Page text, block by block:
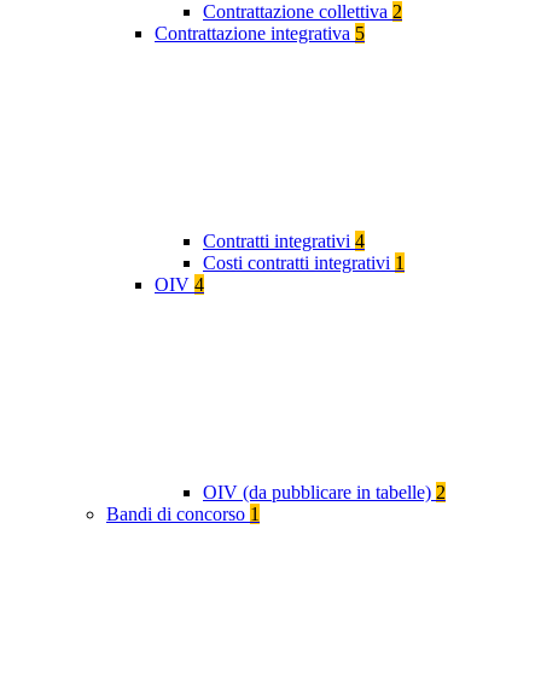
Contrattazione collettiva 2
Contrattazione integrativa 5
Contratti integrativi 4
Costi contratti integrativi 1
OIV 4
OIV (da pubblicare in tabelle) 2
Bandi di concorso 1